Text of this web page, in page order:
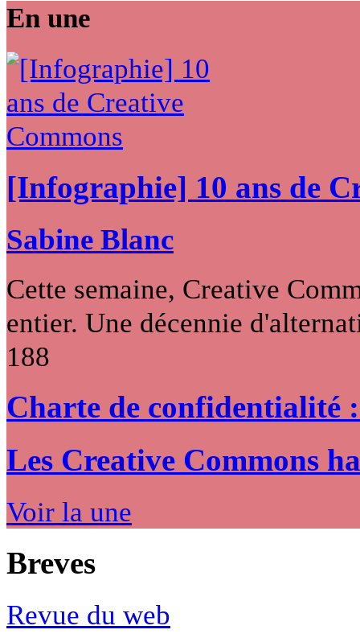
En une
[Infographie] 10 ans de
Sabine Blanc
Cette semaine, Creative
entier. Une décennie
188
Charte de confidentialité
Les Creative Commons
Voir la une
Breves
Revue du web